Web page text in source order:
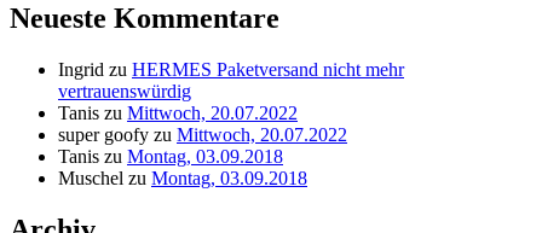
Neueste Kommentare
Ingrid zu HERMES Paketversand nicht mehr
vertrauenswürdig
Tanis zu Mittwoch, 20.07.2022
super goofy zu Mittwoch, 20.07.2022
Tanis zu Montag, 03.09.2018
Muschel zu Montag, 03.09.2018